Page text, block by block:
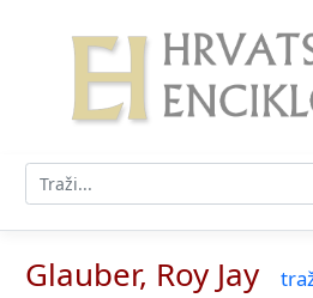
Glauber, Roy Jay